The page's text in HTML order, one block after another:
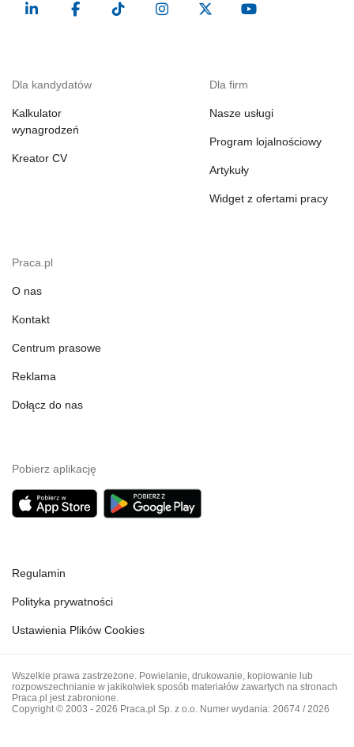
Dla kandydatów
Kalkulator
wynagrodzeń
Kreator CV
Dla firm
Nasze usługi
Program lojalnościowy
Artykuły
Widget z ofertami pracy
Praca.pl
O nas
Kontakt
Centrum prasowe
Reklama
Dołącz do nas
Pobierz aplikację
Regulamin
Polityka prywatności
Ustawienia Plików Cookies
Wszelkie prawa zastrzeżone. Powielanie, drukowanie, kopiowanie lub
rozpowszechnianie w jakikolwiek sposób materiałów zawartych na stronach
Praca.pl jest zabronione.
Copyright © 2003 - 2026 Praca.pl Sp. z o.o. Numer wydania: 20674 / 2026